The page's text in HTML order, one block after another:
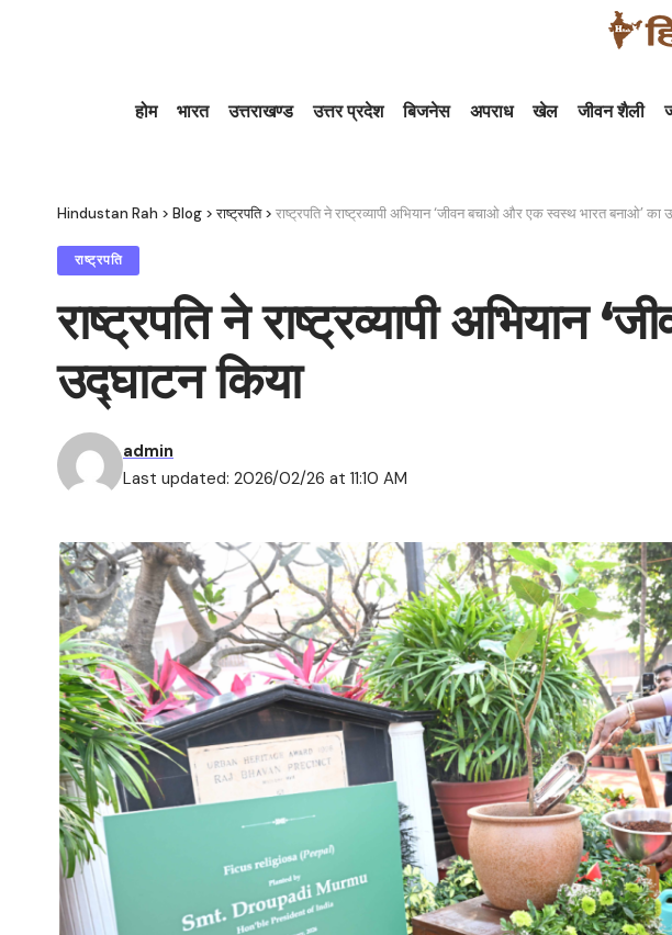
होम भारत उत्तराखण्ड उत्तर प्रदेश बिजनेस अपराध खेल जीवन शैली
Hindustan Rah > Blog >राष्ट्रपति> राष्ट्रपति ने राष्ट्रव्यापी अभियान ‘जीवन बचाओ और एक स्वस्थ भारत बनाओ’ का
राष्ट्रपति
राष्ट्रपति ने राष्ट्रव्यापी
उद्घाटन किया
Last updated: 2026/02/26 at 11:10 AM
admin